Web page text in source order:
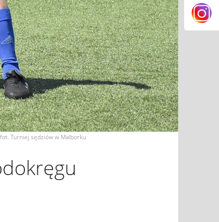
fot. Turniej sędziów w Malborku